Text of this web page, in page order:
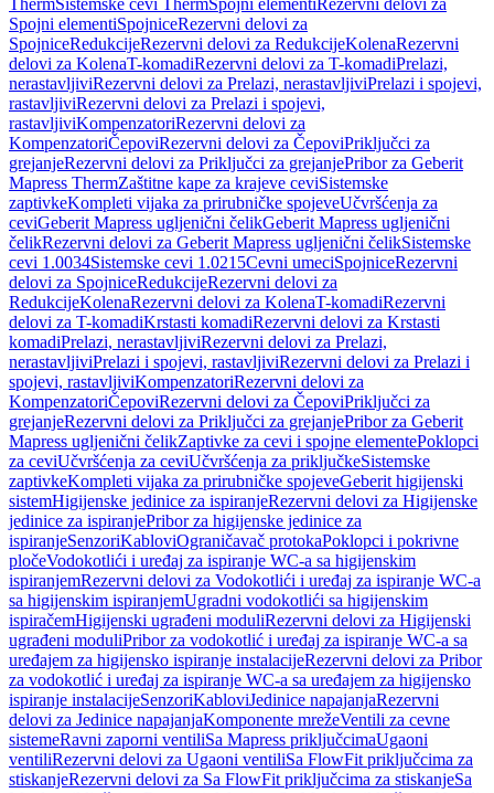
ThermSistemske cevi ThermSpojni elementi Rezervni delovi za
Spojni elementiSpojniceRezervni delovi za
SpojniceRedukcijeRezervni delovi za RedukcijeKolenaRezervni
delovi za KolenaT-komadiRezervni delovi za T-komadiPrelazi,
nerastavljiviRezervni delovi za Prelazi, nerastavljiviPrelazi i spojevi,
rastavljiviRezervni delovi za Prelazi i spojevi,
rastavljiviKompenzatoriRezervni delovi za
KompenzatoriČepoviRezervni delovi za ČepoviPriključci za
grejanjeRezervni delovi za Priključci za grejanjePribor za Geberit
Mapress ThermZaštitne kape za krajeve ceviSistemske
zaptivkeKompleti vijaka za prirubničke spojeveUčvršćenja za
ceviGeberit Mapress ugljenični čelikGeberit Mapress ugljenični
čelikRezervni delovi za Geberit Mapress ugljenični čelikSistemske
cevi 1.0034Sistemske cevi 1.0215Cevni umeciSpojniceRezervni
delovi za SpojniceRedukcijeRezervni delovi za
RedukcijeKolenaRezervni delovi za KolenaT-komadiRezervni
delovi za T-komadiKrstasti komadiRezervni delovi za Krstasti
komadiPrelazi, nerastavljiviRezervni delovi za Prelazi,
nerastavljiviPrelazi i spojevi, rastavljiviRezervni delovi za Prelazi i
spojevi, rastavljiviKompenzatoriRezervni delovi za
KompenzatoriČepoviRezervni delovi za ČepoviPriključci za
grejanjeRezervni delovi za Priključci za grejanjePribor za Geberit
Mapress ugljenični čelikZaptivke za cevi i spojne elementePoklopci
za ceviUčvršćenja za ceviUčvršćenja za priključkeSistemske
zaptivkeKompleti vijaka za prirubničke spojeveGeberit higijenski
sistemHigijenske jedinice za ispiranjeRezervni delovi za Higijenske
jedinice za ispiranjePribor za higijenske jedinice za
ispiranjeSenzoriKabloviOgraničavač protokaPoklopci i pokrivne
pločeVodokotlići i uređaj za ispiranje WC-a sa higijenskim
ispiranjemRezervni delovi za Vodokotlići i uređaj za ispiranje WC-a
sa higijenskim ispiranjemUgradni vodokotlići sa higijenskim
ispiračemHigijenski ugrađeni moduliRezervni delovi za Higijenski
ugrađeni moduliPribor za vodokotlić i uređaj za ispiranje WC-a sa
uređajem za higijensko ispiranje instalacijeRezervni delovi za Pribor
za vodokotlić i uređaj za ispiranje WC-a sa uređajem za higijensko
ispiranje instalacijeSenzoriKabloviJedinice napajanjaRezervni
delovi za Jedinice napajanjaKomponente mrežeVentili za cevne
sistemeRavni zaporni ventiliSa Mapress priključcimaUgaoni
ventiliRezervni delovi za Ugaoni ventiliSa FlowFit priključcima za
stiskanjeRezervni delovi za Sa FlowFit priključcima za stiskanjeSa